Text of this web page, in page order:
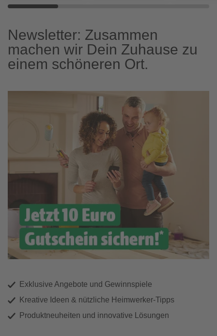
Newsletter: Zusammen
machen wir Dein Zuhause zu
einem schöneren Ort.
Exklusive Angebote und Gewinnspiele
Kreative Ideen & nützliche Heimwerker-Tipps
Produktneuheiten und innovative Lösungen